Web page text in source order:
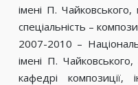
імені П.
спеціальність –
2007-2010 –
імені П.
кафедрі композиції,